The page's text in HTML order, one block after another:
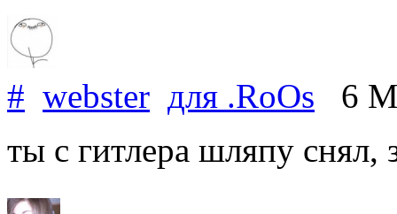
# webster для .RoOs 6
ты с гитлера шляпу снял,